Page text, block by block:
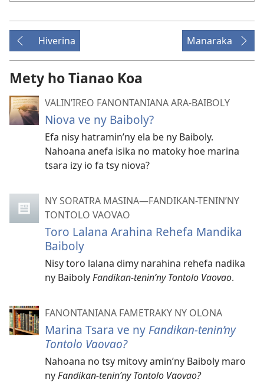
Hiverina Manaraka
Mety ho Tianao Koa
VALIN’IREO FANONTANIANA ARA-BAIBOLY
Niova ve ny Baiboly?
Efa nisy hatramin’ny ela be ny Baiboly.
Nahoana anefa isika no matoky hoe marina
tsara izy io fa tsy niova?
NY SORATRA MASINA—FANDIKAN-TENIN’NY
TONTOLO VAOVAO
Toro Lalana Arahina Rehefa Mandika
Baiboly
Nisy toro lalana dimy narahina rehefa nadika
ny BaibolyFandikan-tenin’ny Tontolo Vaovao.
FANONTANIANA FAMETRAKY NY OLONA
Marina Tsara ve ny Fandikan-tenin’ny
Tontolo Vaovao?
Nahoana no tsy mitovy amin’ny Baiboly maro
nyFandikan-tenin’ny Tontolo Vaovao?